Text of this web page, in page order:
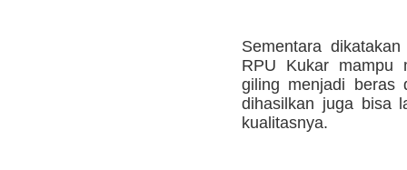
Sementara
RPU Kukar mampu
giling menjadi beras
dihasilkan juga bisa
kualitasnya.